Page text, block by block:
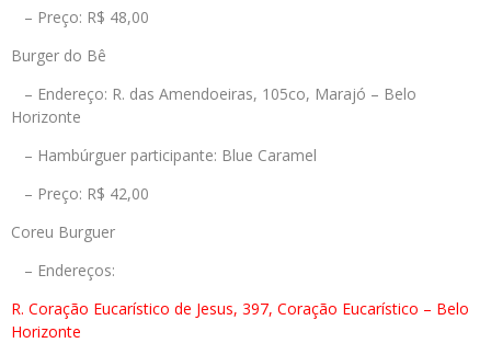
– Preço: R$ 48,00
Burger do Bê
– Endereço: R. das Amendoeiras, 105co, Marajó – Belo
Horizonte
– Hambúrguer participante: Blue Caramel
– Preço: R$ 42,00
Coreu Burguer
– Endereços:
R. Coração Eucarístico de Jesus, 397, Coração Eucarístico – Belo
Horizonte